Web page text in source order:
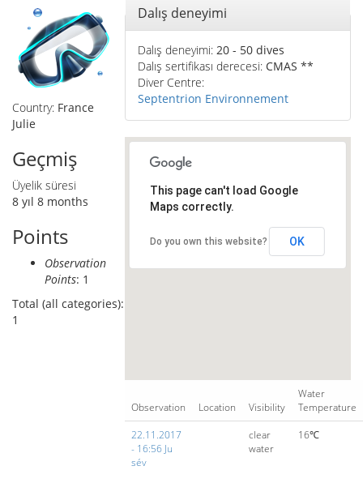
Country: France
Julie
Geçmiş
Üyelik süresi
8 yıl 8 months
Points
Observation
Points: 1
Total (all categories):
1
Gizle
Dalış deneyimi
Dalış deneyimi:20 - 50 dives
Dalış sertifikası derecesi: CMAS **
Diver Centre:
Septentrion Environnement
This page can't load Google
Maps correctly.
Do you own this website? OK
Observation Location Visibility
Water
Temperature
22.11.2017
- 16:56 Ju
sév
clear
water
16℃